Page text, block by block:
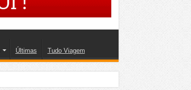
Últimas Tudo Viagem